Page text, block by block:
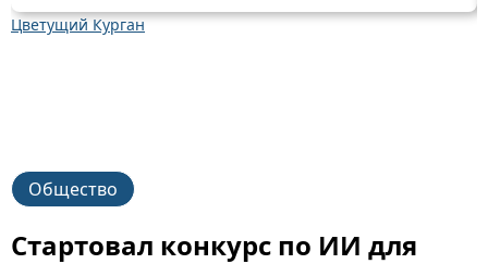
Цветущий Курган
Общество
Стартовал конкурс по ИИ для